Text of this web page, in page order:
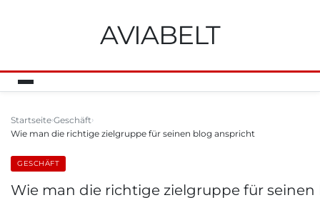
AVIABELT
Startseite Geschäft
Wie man die richtige zielgruppe für seinen blog anspricht
GESCHÄFT
Wie man die richtige zielgruppe für